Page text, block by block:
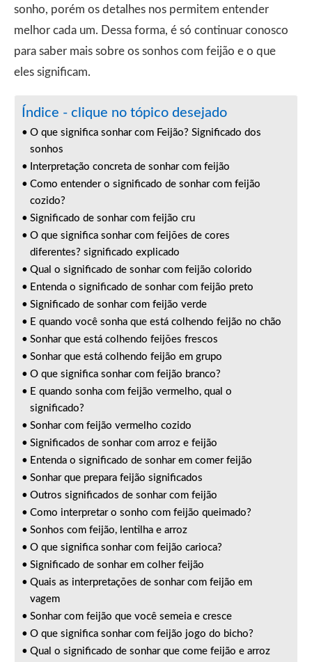
sonho, porém os detalhes nos permitem entender
melhor cada um. Dessa forma, é só continuar conosco
para saber mais sobre os sonhos com feijão e o que
eles significam.
Índice - clique no tópico desejado
O que significa sonhar com Feijão? Significado dos
sonhos
Interpretação concreta de sonhar com feijão
Como entender o significado de sonhar com feijão
cozido?
Significado de sonhar com feijão cru
O que significa sonhar com feijões de cores
diferentes? significado explicado
Qual o significado de sonhar com feijão colorido
Entenda o significado de sonhar com feijão preto
Significado de sonhar com feijão verde
E quando você sonha que está colhendo feijão no chão
Sonhar que está colhendo feijões frescos
Sonhar que está colhendo feijão em grupo
O que significa sonhar com feijão branco?
E quando sonha com feijão vermelho, qual o
significado?
Sonhar com feijão vermelho cozido
Significados de sonhar com arroz e feijão
Entenda o significado de sonhar em comer feijão
Sonhar que prepara feijão significados
Outros significados de sonhar com feijão
Como interpretar o sonho com feijão queimado?
Sonhos com feijão, lentilha e arroz
O que significa sonhar com feijão carioca?
Significado de sonhar em colher feijão
Quais as interpretações de sonhar com feijão em
vagem
Sonhar com feijão que você semeia e cresce
O que significa sonhar com feijão jogo do bicho?
Qual o significado de sonhar que come feijão e arroz